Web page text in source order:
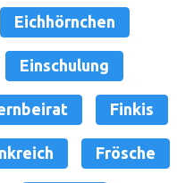
Eichhörnchen
Einschulung
Finkis
Frösche